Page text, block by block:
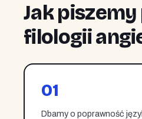
Jak piszemy
filologii
01
Dbamy o poprawność